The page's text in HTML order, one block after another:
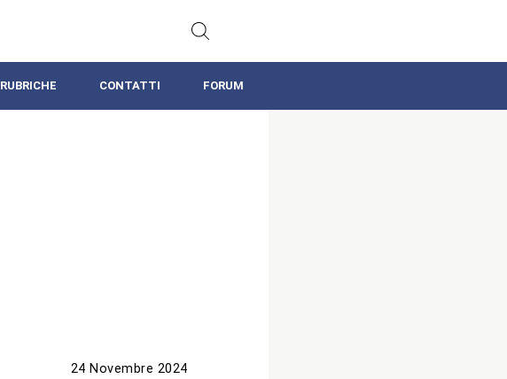
RUBRICHE CONTATTI FORUM
24 Novembre 2024